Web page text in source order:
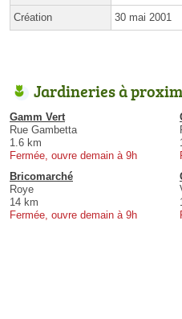
Création 30 mai 2001
Jardineries à
Gamm Vert
Rue Gambetta
1.6 km
Fermée, ouvre demain à 9h
Bricomarché
Roye
14 km
Fermée, ouvre demain à 9h